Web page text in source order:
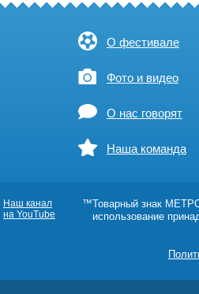
О фестивале
Фото и видео
О нас говорят
Наша команда
Наш канал
на YouTube
™Товарный знак
использование